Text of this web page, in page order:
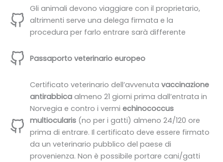
Gli animali devono viaggiare con il proprietario,
altrimenti serve una delega firmata e la
procedura per farlo entrare sarà differente
Passaporto veterinario europeo
Certificato veterinario dell’avvenuta vaccinazione
antirabbica almeno 21 giorni prima dall’entrata in
Norvegia e contro i vermi echinococcus
multiocularis (no per i gatti) almeno 24/120 ore
prima di entrare. Il certificato deve essere firmato
da un veterinario pubblico del paese di
provenienza. Non è possibile portare cani/gatti